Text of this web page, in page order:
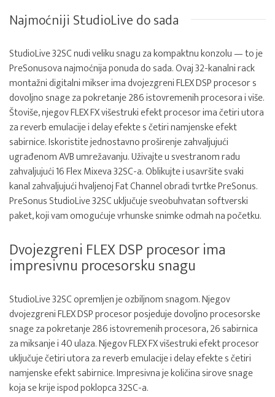
Najmoćniji StudioLive do sada
StudioLive 32SC nudi veliku snagu za kompaktnu konzolu — to je
PreSonusova najmoćnija ponuda do sada. Ovaj 32-kanalni rack
montažni digitalni mikser ima dvojezgreni FLEX DSP procesor s
dovoljno snage za pokretanje 286 istovremenih procesora i više.
Štoviše, njegov FLEX FX višestruki efekt procesor ima četiri utora
za reverb emulacije i delay efekte s četiri namjenske efekt
sabirnice. Iskoristite jednostavno proširenje zahvaljujući
ugrađenom AVB umrežavanju. Uživajte u svestranom radu
zahvaljujući 16 Flex Mixeva 32SC-a. Oblikujte i usavršite svaki
kanal zahvaljujući hvaljenoj Fat Channel obradi tvrtke PreSonus.
PreSonus StudioLive 32SC uključuje sveobuhvatan softverski
paket, koji vam omogućuje vrhunske snimke odmah na početku.
Dvojezgreni FLEX DSP procesor ima
impresivnu procesorsku snagu
StudioLive 32SC opremljen je ozbiljnom snagom. Njegov
dvojezgreni FLEX DSP procesor posjeduje dovoljno procesorske
snage za pokretanje 286 istovremenih procesora, 26 sabirnica
za miksanje i 40 ulaza. Njegov FLEX FX višestruki efekt procesor
uključuje četiri utora za reverb emulacije i delay efekte s četiri
namjenske efekt sabirnice. Impresivna je količina sirove snage
koja se krije ispod poklopca 32SC-a.